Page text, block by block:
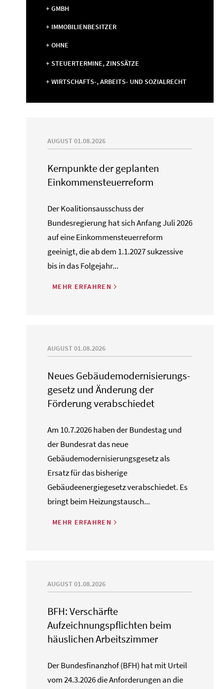
GMBH
IMMOBILIENBESITZER
OHNE
STEUERTERMINE, ZINSSÄTZE
WIRTSCHAFTS-, ARBEITS- UND SOZIALRECHT
AUGUST 01.08.2026
Kernpunkte der geplanten
Einkommensteuerreform
Der Koalitionsausschuss der
Bundesregierung hat sich Anfang Juli 2026
auf eine Einkommensteuerreform
geeinigt, die ab dem 1.1.2027 sukzessive
bis in das Folgejahr...
MEHR ERFAHREN
AUGUST 01.08.2026
Neues Gebäude­moderni­sierungs­
gesetz und Änderung der
Förderung verabschiedet
Am 10.7.2026 haben der Bundestag und
der Bundesrat das neue
Gebäudemodernisierungsgesetz als
Ersatz für das bisherige
Gebäudeenergiegesetz verabschiedet. Es
bringt beim Heizungstausch...
MEHR ERFAHREN
AUGUST 01.08.2026
BFH: Verschärfte
Aufzeichnungspflichten beim
häuslichen Arbeitszimmer
Der Bundesfinanzhof (BFH) hat mit Urteil
vom 24.3.2026 die Anforderungen an die